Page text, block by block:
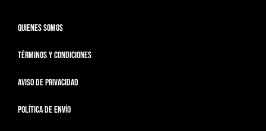
QUIENES SOMOS
TÉRMINOS Y CONDICIONES
AVISO DE PRIVACIDAD
POLÍTICA DE ENVÍO